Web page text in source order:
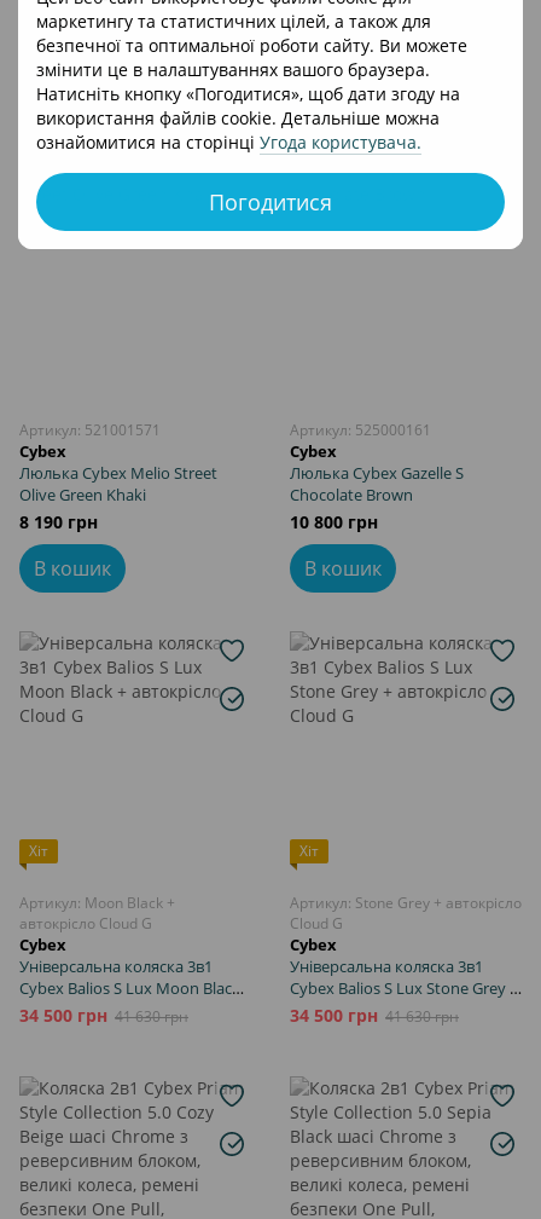
маркетингу та статистичних цілей, а також для
безпечної та оптимальної роботи сайту. Ви можете
змінити це в налаштуваннях вашого браузера.
Натисніть кнопку «Погодитися», щоб дати згоду на
використання файлів cookie. Детальніше можна
ознайомитися на сторінці Угода користувача.
Погодитися
Matt Black
32 490 грн
В кошик
RBA Matt Black
20 900 грн
В кошик
Артикул: 521001571
Cybex
Люлька Cybex Melio Street
Olive Green Khaki
8 190 грн
В кошик
Артикул: 525000161
Cybex
Люлька Cybex Gazelle S
Chocolate Brown
10 800 грн
В кошик
Хіт
Артикул: Moon Black +
автокрісло Cloud G
Cybex
Універсальна коляска 3в1
Cybex Balios S Lux Moon Black
+ автокрісло Cloud G
34 500 грн 41 630 грн
Хіт
Артикул: Stone Grey + автокрісло
Cloud G
Cybex
Універсальна коляска 3в1
Cybex Balios S Lux Stone Grey +
автокрісло Cloud G
34 500 грн 41 630 грн